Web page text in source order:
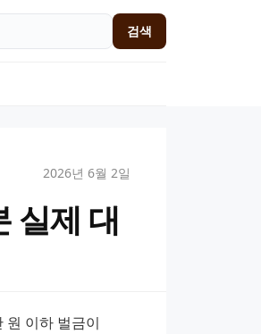
검색
2026년 6월 2일
실제 대
원 이하 벌금이